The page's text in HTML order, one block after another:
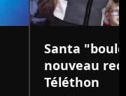
Santa
nouveau
Téléthon